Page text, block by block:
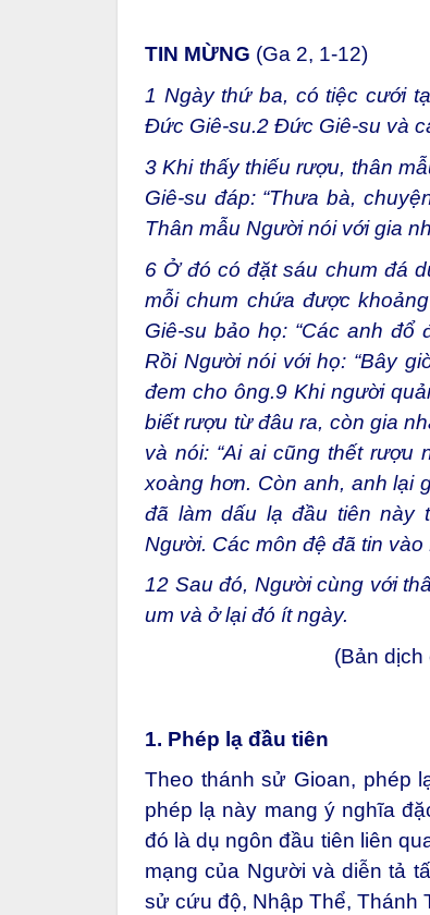
TIN MỪNG (Ga 2, 1-12)
1 Ngày thứ ba, có tiệc cưới
Đức Giê-su.2 Đức Giê-su và
3 Khi thấy thiếu rượu, thân
Giê-su đáp: “Thưa bà,
Thân mẫu Người nói với gia
6 Ở đó có đặt sáu chum đá
mỗi chum chứa được
Giê-su bảo họ: “Các anh đổ
Rồi Người nói với họ: “Bây
đem cho ông.9 Khi người
biết rượu từ đâu ra, còn gia
và nói: “Ai ai cũng thết rượu
xoàng hơn. Còn anh, anh lại
đã làm dấu lạ đầu tiên này
Người. Các môn đệ đã tin vào
12 Sau đó, Người cùng với
um và ở lại đó ít ngày.
(Bản dịch
1. Phép lạ đầu tiên
Theo thánh sử Gioan, phép
phép lạ này mang ý nghĩa
đó là dụ ngôn đầu tiên liên
mạng của Người và diễn tả
sử cứu độ, Nhập Thể, Thánh